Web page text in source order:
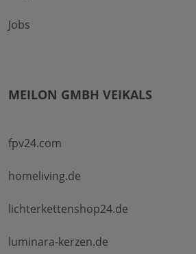
Jobs
MEILON GMBH VEIKALS
fpv24.com
homeliving.de
lichterkettenshop24.de
luminara-kerzen.de